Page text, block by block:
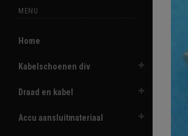
MENU
Home
Kabelschoenen div
Draad en kabel
Accu aansluitmateriaal